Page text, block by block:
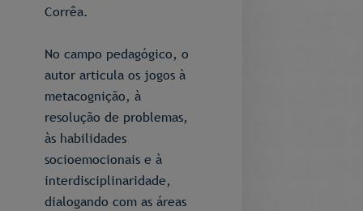
Corrêa.
No campo pedagógico, o
autor articula os jogos à
metacognição, à
resolução de problemas,
às habilidades
socioemocionais e à
interdisciplinaridade,
dialogando com as áreas